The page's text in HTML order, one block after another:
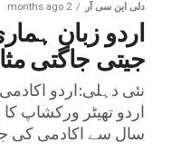
دلی این سی آر 2 months ago
اردو زبان
جیتی جاگتی
نئی دہلی:اردو
اردو تھیٹر ورکشاپ
سال سے اکادمی کی